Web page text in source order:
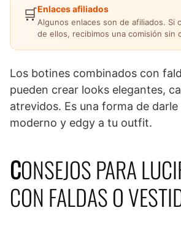
🛒Enlaces afiliados
Algunos enlaces son de afiliados. Si
de ellos, recibimos una comisión sin
Los botines combinados con
pueden crear looks elegantes,
atrevidos. Es una forma de
moderno y edgy a tu outfit.
CONSEJOS PARA
CON FALDAS O